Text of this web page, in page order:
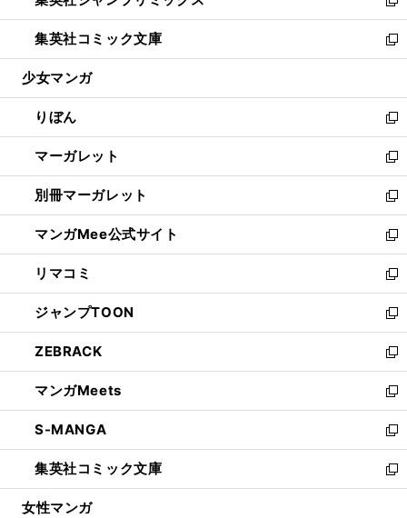
開
く
ウ
で
開
ン
ド
ウ
開
く
ウ
ィ
ン
ウ
で
開
く
新
し
い
ウ
ン
ド
ウ
で
開
く
集英社コミック文庫
新
し
ウ
ィ
ン
ド
ウ
で
開
く
少女マンガ
りぼん
新
し
い
ウ
ィ
ン
ド
ウ
で
開
く
マーガレット
新
し
い
ウ
ィ
ン
ド
ウ
で
開
く
別冊マーガレット
新
し
い
ウ
ィ
ン
ド
ウ
で
開
く
マンガMee公式サイト
新
し
い
ウ
ィ
ン
ド
ウ
で
開
く
リマコミ
新
し
い
ウ
ィ
ン
ド
ウ
で
開
く
ジャンプTOON
新
し
い
ウ
ィ
ン
ド
ウ
で
開
ZEBRACK
新
し
い
ウ
ィ
ン
ド
ウ
マンガMeets
新
し
い
ウ
ィ
ン
S-MANGA
新
し
い
ウ
集英社コミック文庫
新
し
女性マンガ